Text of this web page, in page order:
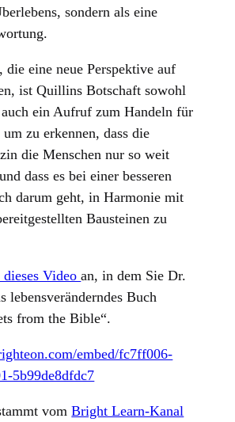
sondern als eine
die eine neue Perspektive auf
ist Quillins Botschaft sowohl
ein Aufruf zum Handeln für
zu erkennen, dass die
die Menschen nur so weit
dass es bei einer besseren
darum geht, in Harmonie mit
Bausteinen zu
dieses Videoan, in dem Sie Dr.
lebensveränderndes Buch
from the Bible“.
embed/fc7ff006-
5b99de8dfdc7
vomBright Learn-Kanal